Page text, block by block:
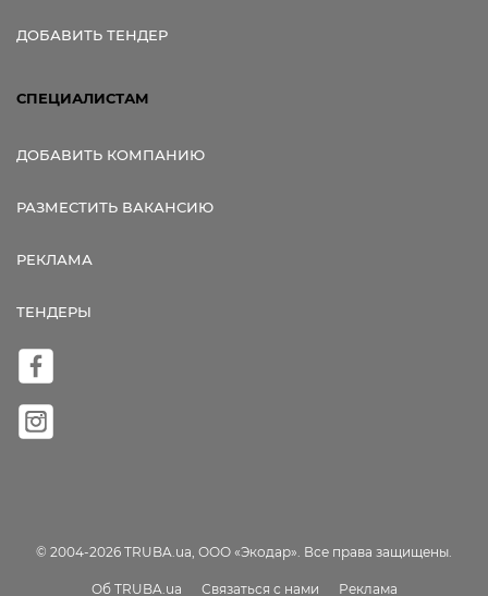
ДОБАВИТЬ ТЕНДЕР
СПЕЦИАЛИСТАМ
ДОБАВИТЬ КОМПАНИЮ
РАЗМЕСТИТЬ ВАКАНСИЮ
РЕКЛАМА
ТЕНДЕРЫ
© 2004-2026 TRUBA.ua, ООО «Экодар». Все права защищены.
Об TRUBA.ua Связаться с нами Реклама